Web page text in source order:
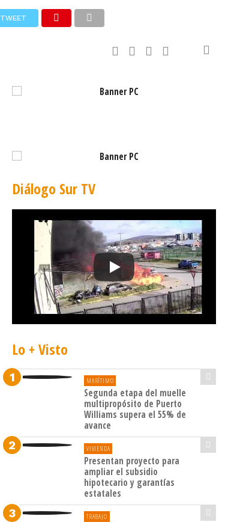
EURO: $1.053,36
TWEET
Diálogo Sur TV
Lo + Visto
MARÍTIMO
Segunda etapa del muelle
multipropósito de Puerto
Williams supera el 55% de
avance
VIVIENDA
Presentan proyecto para
ampliar el subsidio
hipotecario y garantías
estatales
TRABAJO